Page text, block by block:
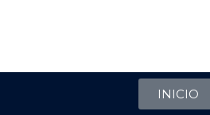
INICIO